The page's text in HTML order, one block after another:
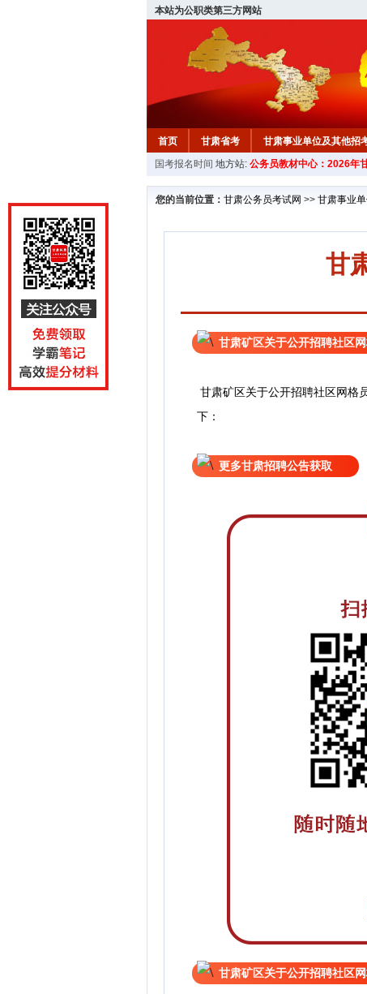
本站为公职类第三方网站
首页 甘肃省考 甘肃事业单位及其他招
国考报名时间 地方站: 公务员教材中心：2026年
您的当前位置： 甘肃公务员考试网 >> 甘肃事业
甘
甘肃矿区关于公开招聘社区
甘肃矿区关于公开招聘社区网格
下：
更多甘肃招聘公告获取
甘肃矿区关于公开招聘社区